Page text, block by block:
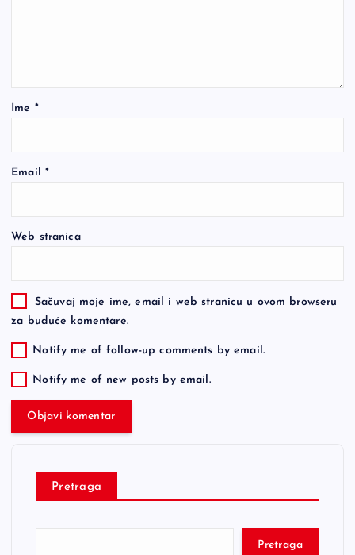
Ime *
Email *
Web stranica
Sačuvaj moje ime, email i web stranicu u ovom browseru
za buduće komentare.
Notify me of follow-up comments by email.
Notify me of new posts by email.
Pretraga
Pretraga